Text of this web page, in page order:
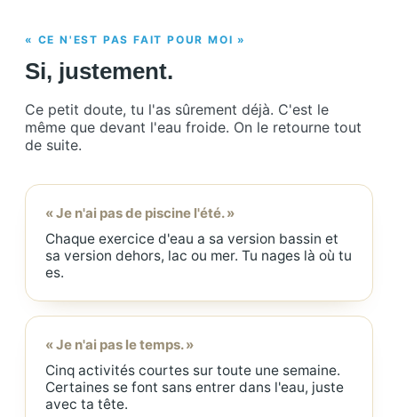
« CE N'EST PAS FAIT POUR MOI »
Si, justement.
Ce petit doute, tu l'as sûrement déjà. C'est le
même que devant l'eau froide. On le retourne tout
de suite.
« Je n'ai pas de piscine l'été. »
Chaque exercice d'eau a sa version bassin et
sa version dehors, lac ou mer. Tu nages là où tu
es.
« Je n'ai pas le temps. »
Cinq activités courtes sur toute une semaine.
Certaines se font sans entrer dans l'eau, juste
avec ta tête.